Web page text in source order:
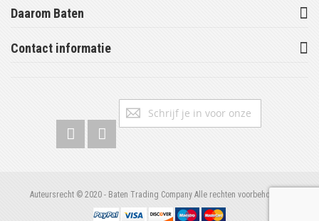
Daarom Baten
Contact informatie
Abonneer
Auteursrecht © 2020 - Baten Trading Company Alle rechten voorbehouden.